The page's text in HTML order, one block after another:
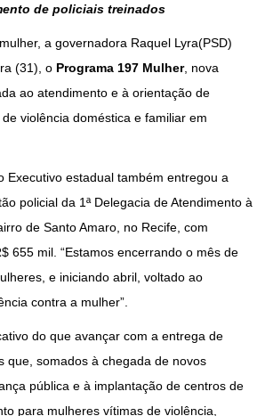
de policiais treinados
a governadora Raquel Lyra(PSD)
(31), o Programa 197 Mulher, nova
ao atendimento e à orientação de
violência doméstica e familiar em
Executivo estadual também entregou a
policial da 1ª Delegacia de Atendimento à
de Santo Amaro, no Recife, com
655 mil. “Estamos encerrando o mês de
e iniciando abril, voltado ao
contra a mulher”.
do que avançar com a entrega de
que, somados à chegada de novos
pública e à implantação de centros de
para mulheres vítimas de violência,